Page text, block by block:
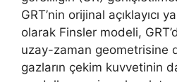
GRT’nin orijinal açıklayıcı
olarak Finsler modeli,
uzay-zaman geometrisine
gazların çekim kuvvetinin